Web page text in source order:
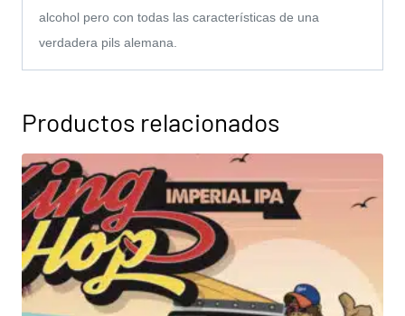
alcohol pero con todas las características de una
verdadera pils alemana.
Productos relacionados